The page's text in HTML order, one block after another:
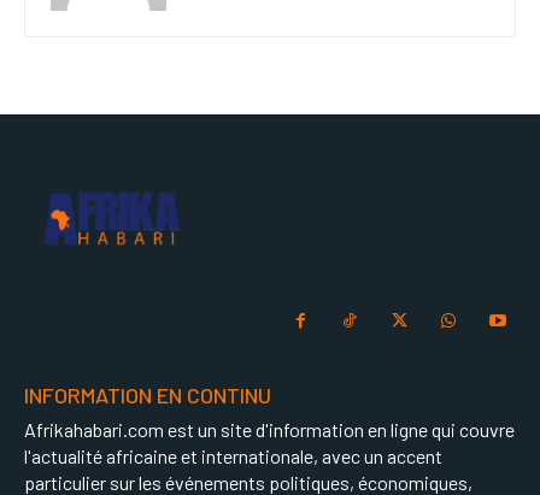
INFORMATION EN CONTINU
Afrikahabari.com est un site d'information en ligne qui couvre
l'actualité africaine et internationale, avec un accent
particulier sur les événements politiques, économiques,